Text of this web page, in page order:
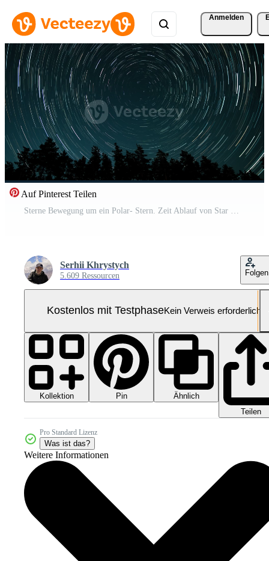
Anmelden
Auf Pinterest Teilen
Serhii Khrystych
5.609 Ressourcen Folgen
Kostenlos mit TestphaseKein Verweis erforderlich
Kollektion Pin
Ähnlich
Teilen
Pro Standard Lizenz
Was ist das?
Weitere Informationen